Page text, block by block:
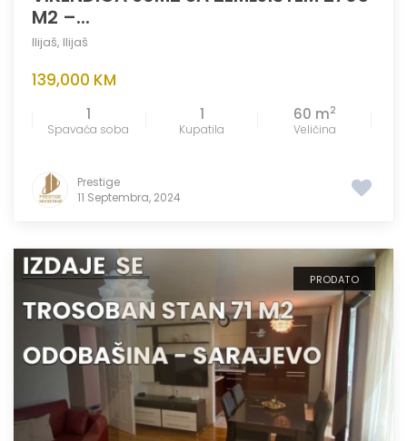
M2 –...
Ilijaš, Ilijaš
139,000 KM
1
Spavaća soba
1
Kupatila
60 m2
Veličina
Prestige
11 Septembra, 2024
PRODATO